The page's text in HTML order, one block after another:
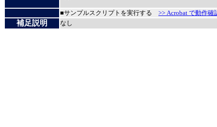
■サンプルスクリプトを実行する >> Acrobat で動作確
補足説明 なし